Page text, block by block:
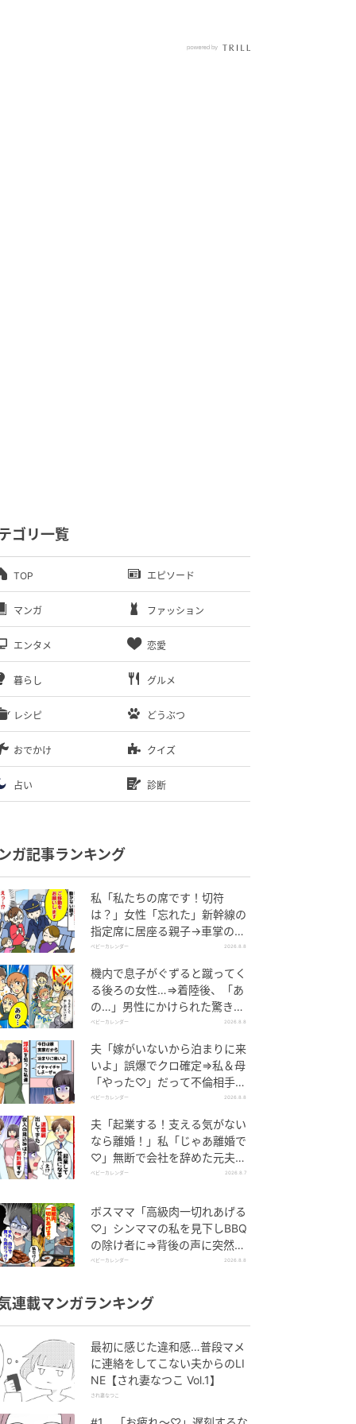
ゴリ一覧
TOP エピソード
マンガ ファッション
エンタメ 恋愛
暮らし グルメ
レシピ どうぶつ
おでかけ クイズ
占い 診断
ガ記事ランキング
私「私たちの席です！切符
は？」女性「忘れた」新幹線の
指定席に居座る親子→車掌の注
意に移動…直後、ゾッとする発
ベビーカレンダー 2026.8.8
機内で息子がぐずると蹴ってく
る後ろの女性…⇒着陸後、「あ
の…」男性にかけられた驚きの
言葉とは
ベビーカレンダー 2026.8.8
夫「嫁がいないから泊まりに来
いよ」誤爆でクロ確定⇒私＆母
「やった♡」だって不倫相手の
正体は！
ベビーカレンダー 2026.8.8
夫「起業する！支える気がない
なら離婚！」私「じゃあ離婚で
♡」無断で会社を辞めた元夫、
お先真っ暗！
ベビーカレンダー 2026.8.7
ボスママ「高級肉一切れあげる
♡」シンママの私を見下しBBQ
の除け者に⇒背後の声に突然青
ざめたワケ
ベビーカレンダー 2026.8.8
連載マンガランキング
最初に感じた違和感…普段マメ
に連絡をしてこない夫からのLI
NE【され妻なつこ Vol.1】
され妻なつこ